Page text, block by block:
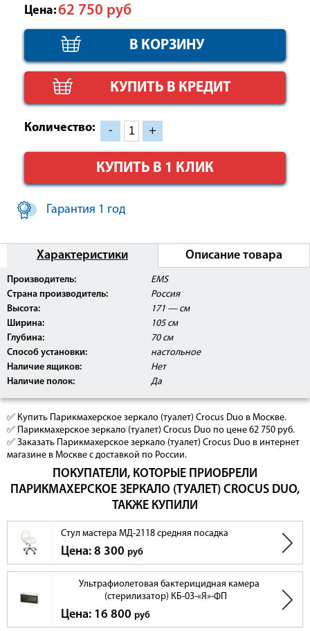
Цена:62 750 руб
КУПИТЬ В КРЕДИТ
Количество: - +
КУПИТЬ В 1 КЛИК
Гарантия 1 год
Характеристики Описание товара
Производитель:
EMS
Страна производитель:
Россия
Высота:
171 — см
Ширина:
105 см
Глубина:
70 см
Способ установки:
настольное
Наличие ящиков:
Нет
Наличие полок:
Да
✅ Купить Парикмахерское зеркало (туалет) Crocus Duo в Москве.
✅ Парикмахерское зеркало (туалет) Crocus Duo по цене 62 750 руб.
✅ Заказать Парикмахерское зеркало (туалет) Crocus Duo в интернет
магазине в Москве с доставкой по России.
ПОКУПАТЕЛИ, КОТОРЫЕ ПРИОБРЕЛИ
ПАРИКМАХЕРСКОЕ ЗЕРКАЛО (ТУАЛЕТ) CROCUS DUO,
ТАКЖЕ КУПИЛИ
Стул мастера МД-2118 средняя посадка
Цена: 8 300 руб
Ультрафиолетовая бактерицидная камера
(стерилизатор) КБ-03-«Я»-ФП
Цена: 16 800 руб